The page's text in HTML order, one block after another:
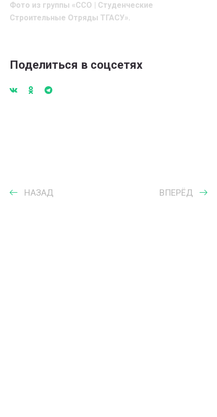
Фото из группы «ССО | Студенческие
Строительные Отряды ТГАСУ».
Поделиться в соцсетях
НАЗАД ВПЕРЁД